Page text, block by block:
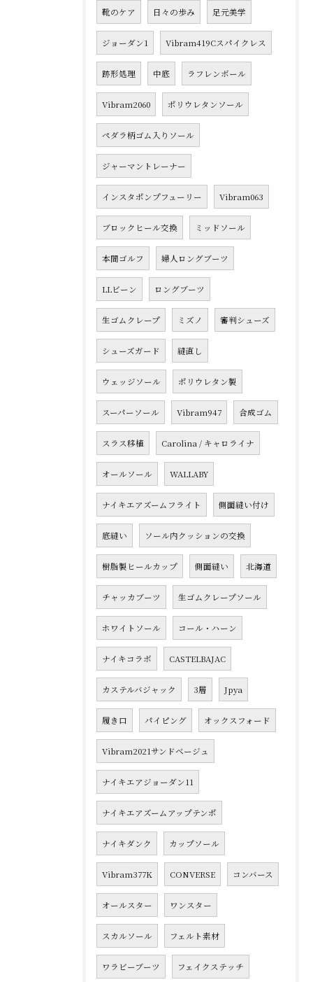
靴のケア 日々の歩み 足元美学
ジョーダン1 Vibram419Cスパイクレス
跡形処理 中底 ラフレンボール
Vibram2060 ポリウレタンソール
ペダラ柄ゴム入りソール
ジャーマントレーナー
インスタポンプフューリー Vibram063
ブロックヒール交換 ミッドソール
本間ゴルフ 婦人ロングブーツ
LLビーン ロングブーツ
生ゴムクレープ ミズノ 審判シューズ
シューズガード 縫直し
ウェッジソール ポリウレタン製
スーパーソール Vibram947 合成ゴム
スラス移植 Carolina / キャロライナ
オールソール WALLABY
ナイキエアズームフライト 側面縫い付け
底縫い ソール内クッションの交換
樹脂製ヒールカップ 側面縫い 北海道
チャッカブーツ 生ゴムクレープソール
ホワイトソール コール・ハーン
ナイキコラボ CASTELBAJAC
カステルバジャック 3層 Jpya
履き口 パイピング オックスフォード
Vibram2021サンドベージュ
ナイキエアジョーダン11
ナイキエアズームアップテンポ
ナイキダンク カップソール
Vibram377K CONVERSE コンバース
オールスター ワンスター
スカルソール フェルト素材
ワラビーブーツ フェイクステッチ